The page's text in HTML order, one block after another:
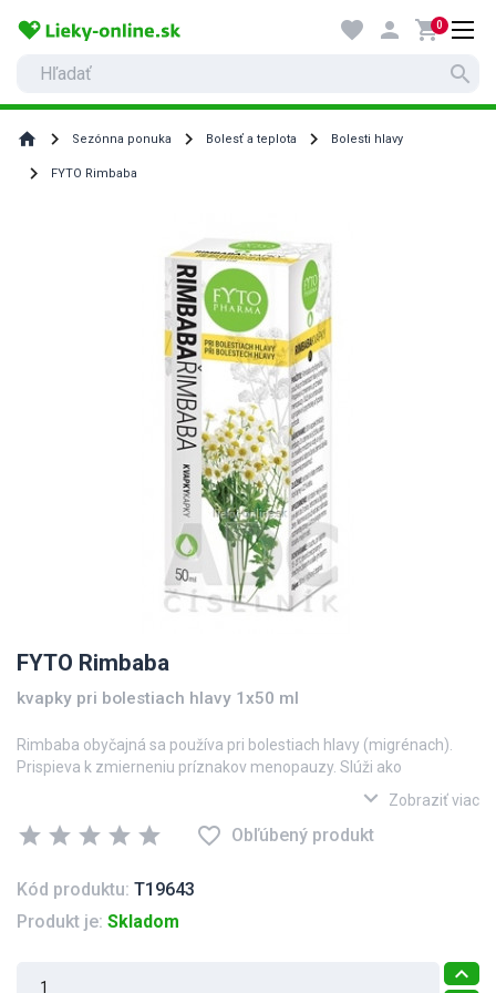
search
favorite person shopping_cart0
home Sezónna ponuka Bolesť a teplota Bolesti hlavy
FYTO Rimbaba
FYTO Rimbaba
kvapky pri bolestiach hlavy 1x50 ml
Rimbaba obyčajná sa používa pri bolestiach hlavy (migrénach).
Prispieva k zmierneniu príznakov menopauzy. Slúži ako
expand_more Zobraziť viac
star star star star star favorite_border Obľúbený produkt
Kód produktu: T19643
Produkt je: Skladom